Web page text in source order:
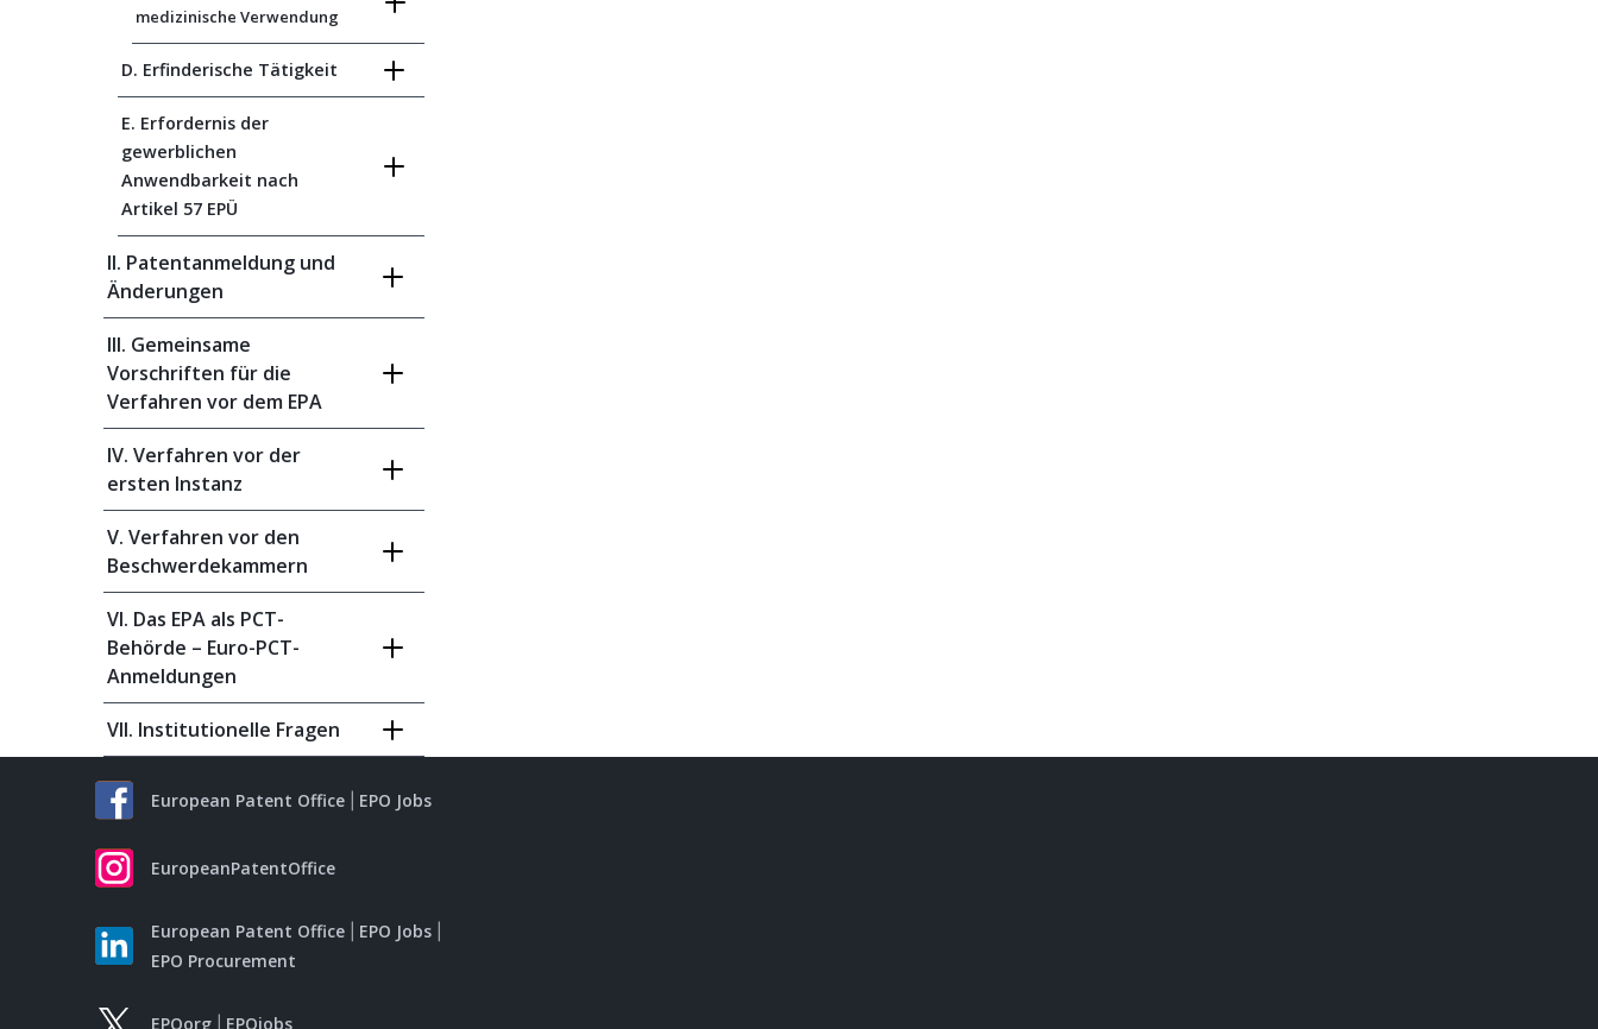
medizinische Verwendung
D. Erfinderische Tätigkeit
E. Erfordernis der
gewerblichen
Anwendbarkeit nach
Artikel 57 EPÜ
II. Patentanmeldung und
Änderungen
III. Gemeinsame
Vorschriften für die
Verfahren vor dem EPA
IV. Verfahren vor der
ersten Instanz
V. Verfahren vor den
Beschwerdekammern
VI. Das EPA als PCT-
Behörde – Euro-PCT-
Anmeldungen
VII. Institutionelle Fragen
European Patent Office EPO Jobs
EuropeanPatentOffice
European Patent Office
EPO Jobs
EPO Procurement
EPOorg EPOjobs